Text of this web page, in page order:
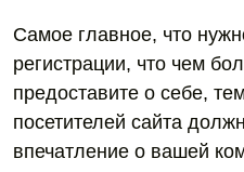
Самое главное, что
регистрации, что чем
предоставите о себе,
посетителей сайта
впечатление о вашей